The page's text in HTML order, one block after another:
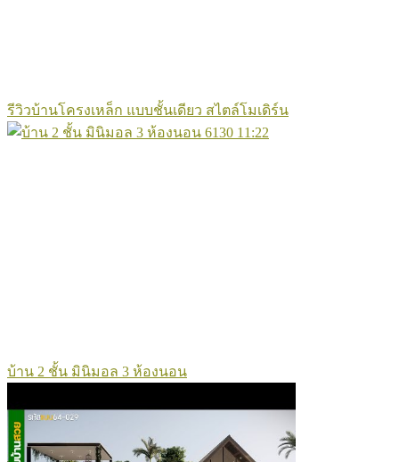
รีวิวบ้านโครงเหล็ก แบบชั้นเดียว สไตล์โมเดิร์น
6130 11:22
บ้าน 2 ชั้น มินิมอล 3 ห้องนอน